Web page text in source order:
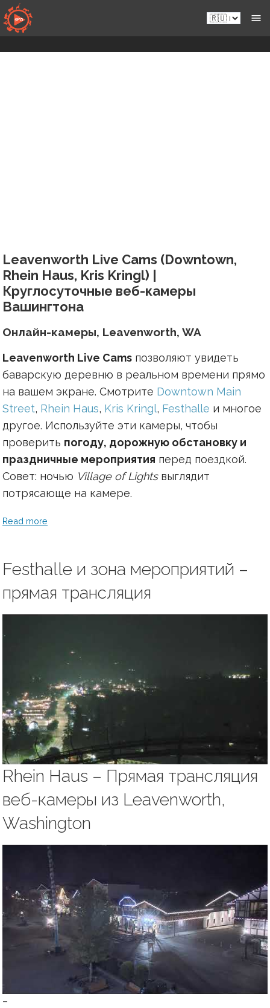
Перейти
к
контенту
Ru.sportsmansparadiseonline.com
Leavenworth Live Cams (Downtown,
Rhein Haus, Kris Kringl) |
Круглосуточные веб-камеры
Вашингтона
Онлайн-камеры, Leavenworth, WA
Leavenworth Live Cams позволяют увидеть
баварскую деревню в реальном времени прямо
на вашем экране. Смотрите Downtown Main
Street, Rhein Haus, Kris Kringl, Festhalle и многое
другое. Используйте эти камеры, чтобы
проверить погоду, дорожную обстановку и
праздничные мероприятия перед поездкой.
Совет: ночью Village of Lightsвыглядит
потрясающе на камере.
Read more
Festhalle и зона мероприятий –
прямая трансляция
Rhein Haus – Прямая трансляция
веб-камеры из Leavenworth,
Washington
–